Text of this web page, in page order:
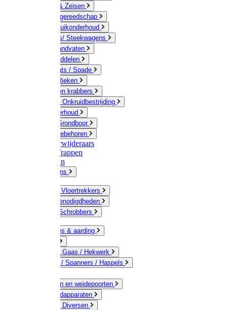
Baggeren & Zeisen
Elektrisch gereedschap
Boom / Struikonderhoud
Kruiwagens/ Steekwagens
Stelen / Handvaten
Tuinhulpmiddelen
Schop / Bats / Spade
Vorken & Rieken
Cultivator en krabbers
Schoffels / Onkruidbestrijding
Gazononderhoud
Hamers / Grondboor
Sledes / toebehoren
Onkruidverwijderaars
Ladders / Trappen
Werkbanken
Betonmolens
Bezems & Vloertrekkers
Schildersbenodigdheden
Borstels / Schrobbers
Accessoires & aarding
Geleiders / Gaas / Hekwerk
Verbinders / Spanners / Haspels
Doorgangen en weidepoorten
Schrikdraadapparaten
Afrastering Diversen